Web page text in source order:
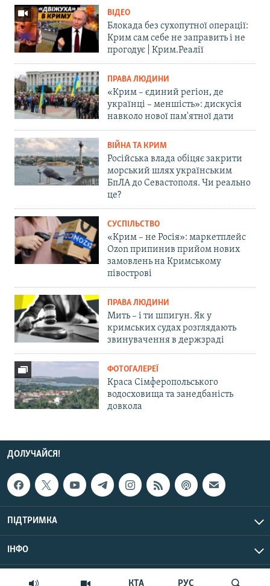
КТА РУС
ВІДЕО
Блокада без сухопутної операції:
Крим сам себе не заправить і не
прогодує | Крим.Реалії
ПРАВА ЛЮДИНИ
«Крим – єдиний регіон, де
українці – меншість»: дискусія
навколо нової пам'ятної дати
ВІЙНА ТА КРИМ
Російська влада обіцяє закрити
морський шлях українським
БпЛА до Севастополя. Чи реально
це?
СУСПІЛЬСТВО
«Крим – не Росія»: маркетплейс
Ozon припинив прийом нових
замовлень на Кримському
півострові
ПРАВА ЛЮДИНИ
Мить – і ти шпигун. Як у
кримських судах розглядають
звинувачення в держзраді
ФОТОГАЛЕРЕЇ
Краса Сімферопольського
водосховища та занедбаність
довкола
ДОЛУЧАЙСЯ!
ПІДТРИМКА
ІНФО
© Крим.Реалії, 2026 | Усі права застережено.